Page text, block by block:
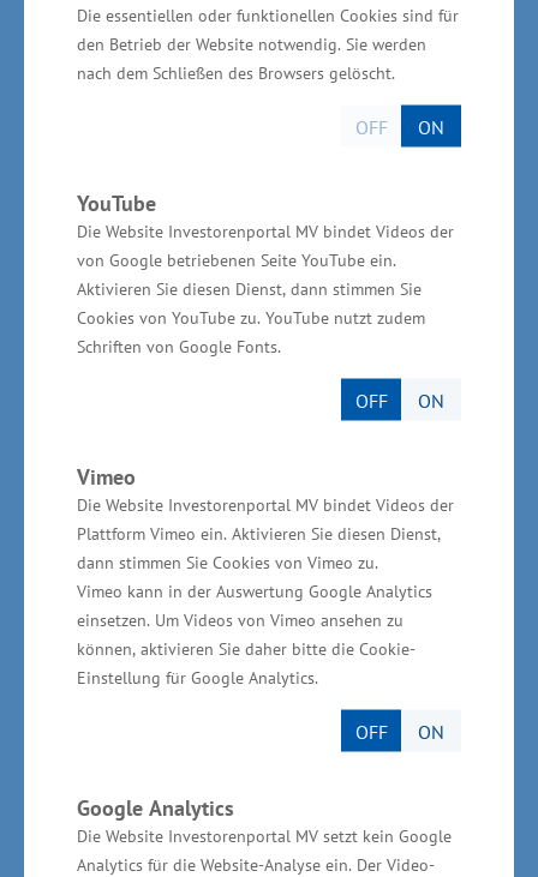
Die essentiellen oder funktionellen Cookies sind für
den Betrieb der Website notwendig. Sie werden
nach dem Schließen des Browsers gelöscht.
OFF ON
YouTube
Die Website Investorenportal MV bindet Videos der
von Google betriebenen Seite YouTube ein.
Aktivieren Sie diesen Dienst, dann stimmen Sie
Cookies von YouTube zu. YouTube nutzt zudem
Schriften von Google Fonts.
OFF ON
Vimeo
Die Website Investorenportal MV bindet Videos der
Plattform Vimeo ein. Aktivieren Sie diesen Dienst,
dann stimmen Sie Cookies von Vimeo zu.
Vimeo kann in der Auswertung Google Analytics
einsetzen. Um Videos von Vimeo ansehen zu
können, aktivieren Sie daher bitte die Cookie-
Einstellung für Google Analytics.
OFF ON
Google Analytics
Die Website Investorenportal MV setzt kein Google
Analytics für die Website-Analyse ein. Der Video-
kontinuierlich gestiegen. Mit einem
Wertschöpfungsanteil von vier Prozent an der
gesamten Branche nimmt der
Gesundheitstourismus in Mecklenburg-
Vorpommern eine hohe Bedeutung ein. Auf
Initiative der BioCon Valley® GmbH wurde in
Kooperation mit dem unabhängigen
Wirtschaftsforschungsinstitut WifOR die Studie
„Ökonomischer Fußabdruck – Die
Gesundheitswirtschaft in Mecklenburg-
Vorpommern“ erstellt. Somit liegen erstmals
bundesweit vergleichbare Zahlen zur
Vorpommern vor.
Gewerbegebiet Holmer Berg ist
Zentrum für Pharma- und
Medizintechnik - rund 750
Arbeitsplätze vor Ort entstanden
„AqVida trägt durch seine Ansiedlung zur
als Zentrum für Unternehmen und Dienstleister
im Pharma- und Medizintechnikbereich bei. Im